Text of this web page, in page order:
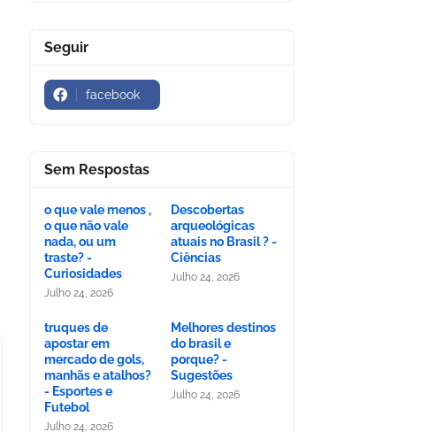
Seguir
facebook
Sem Respostas
o que vale menos ,
o que não vale
nada, ou um
traste? -
Curiosidades
Julho 24, 2026
Descobertas
arqueológicas
atuais no Brasil ? -
Ciências
Julho 24, 2026
truques de
apostar em
mercado de gols,
manhãs e atalhos?
- Esportes e
Futebol
Julho 24, 2026
Melhores destinos
do brasil e
porque? -
Sugestões
Julho 24, 2026